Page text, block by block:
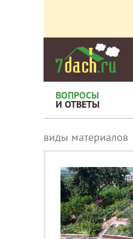
ВОПРОСЫ
И ОТВЕТЫ
виды материалов